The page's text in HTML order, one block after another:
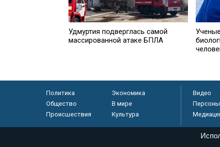
Удмуртия подверглась самой
массированной атаке БПЛА
Политика
Экономика
Общество
В мире
Происшествия
Культура
Видео
Персоны